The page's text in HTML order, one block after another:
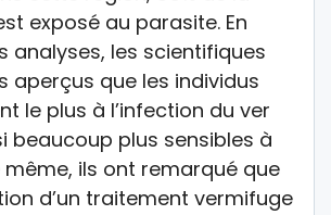
exposé au parasite. En
analyses, les scientifiques
aperçus que les individus
le plus à l’infection du ver
beaucoup plus sensibles à
même, ils ont remarqué que
d’un traitement vermifuge